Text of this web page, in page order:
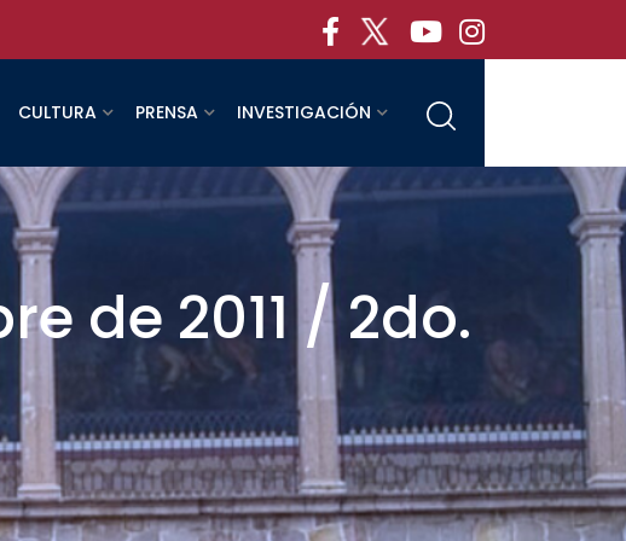
CULTURA PRENSA INVESTIGACIÓN
de 2011 / 2do.